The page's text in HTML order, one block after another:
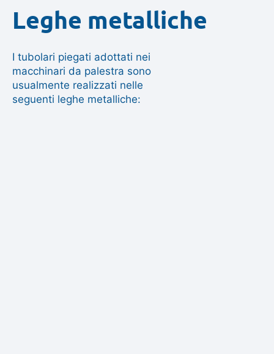
Leghe metalliche
I tubolari piegati adottati nei
macchinari da palestra sono
usualmente realizzati nelle
seguenti leghe metalliche: